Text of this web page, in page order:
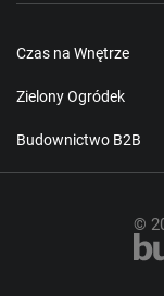
Czas na Wnętrze
Zielony Ogródek
Budownictwo B2B
©